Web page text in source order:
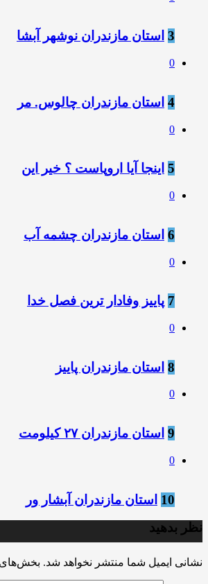
3 استان مازندران نوشهر آبشا
0
4 استان مازندران چالوس. مر
0
5 اینجا آیا اروپاست ؟ خیر این
0
6 استان مازندران چشمه آب
0
7 پاییز وفادار ترین فصل خدا
0
8 استان مازندران پاییز
0
9 استان مازندران ۲۷ کیلومت
0
10 استان مازندران آبشار ور
نظر بدهید
نشانی ایمیل شما منتشر نخواهد شد. بخش‌های